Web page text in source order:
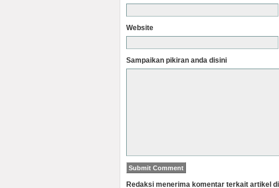
Website
Sampaikan pikiran anda disini
Redaksi menerima komentar terkait artikel